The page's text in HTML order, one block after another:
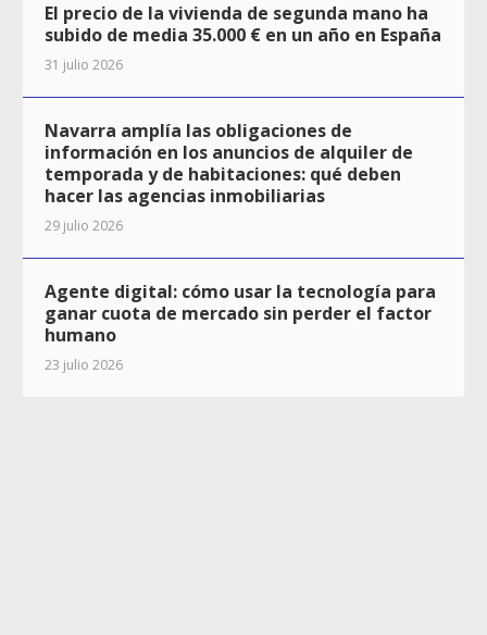
El precio de la vivienda de segunda mano ha
subido de media 35.000 € en un año en España
31 julio 2026
Navarra amplía las obligaciones de
información en los anuncios de alquiler de
temporada y de habitaciones: qué deben
hacer las agencias inmobiliarias
29 julio 2026
Agente digital: cómo usar la tecnología para
ganar cuota de mercado sin perder el factor
humano
23 julio 2026